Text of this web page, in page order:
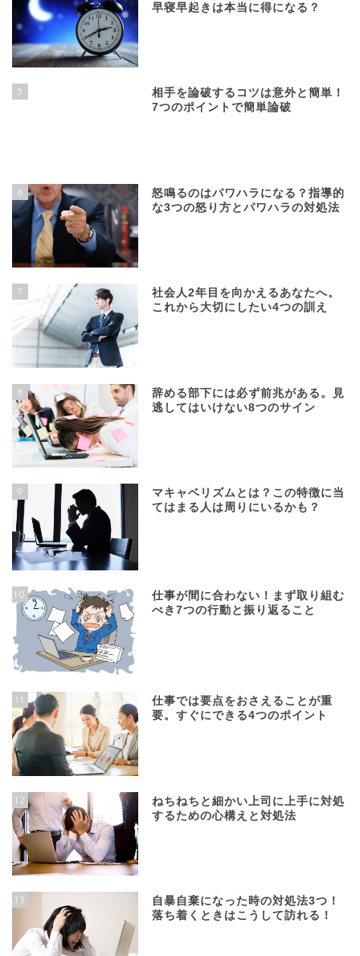
早寝早起きは本当に得になる？
5
相手を論破するコツは意外と簡単！
7つのポイントで簡単論破
6
怒鳴るのはパワハラになる？指導的
な3つの怒り方とパワハラの対処法
7
社会人2年目を向かえるあなたへ。
これから大切にしたい4つの訓え
8
辞める部下には必ず前兆がある。見
逃してはいけない8つのサイン
9
マキャベリズムとは？この特徴に当
てはまる人は周りにいるかも？
10
仕事が間に合わない！まず取り組む
べき7つの行動と振り返ること
11
仕事では要点をおさえることが重
要。すぐにできる4つのポイント
12
ねちねちと細かい上司に上手に対処
するための心構えと対処法
13
自暴自棄になった時の対処法3つ！
落ち着くときはこうして訪れる！